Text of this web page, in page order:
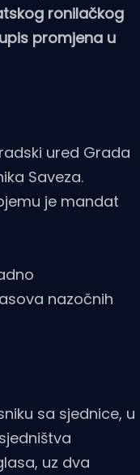
ronilačkog
promjena u
ured Grada
Saveza.
je mandat
nazočnih
sa sjednice, u
uz dva